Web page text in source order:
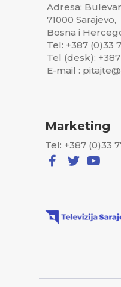
Adresa:
71000 Sarajevo,
Bosna i
Tel: +387 (0)33
Tel (desk):
E-mail :
Marketing
Tel: +387 (0)33